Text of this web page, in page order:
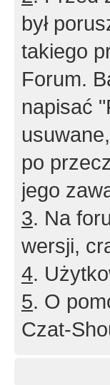
był
takiego
Forum.
napisać
po
jego
3. Na
wersji,
4.
5. O
Czat-